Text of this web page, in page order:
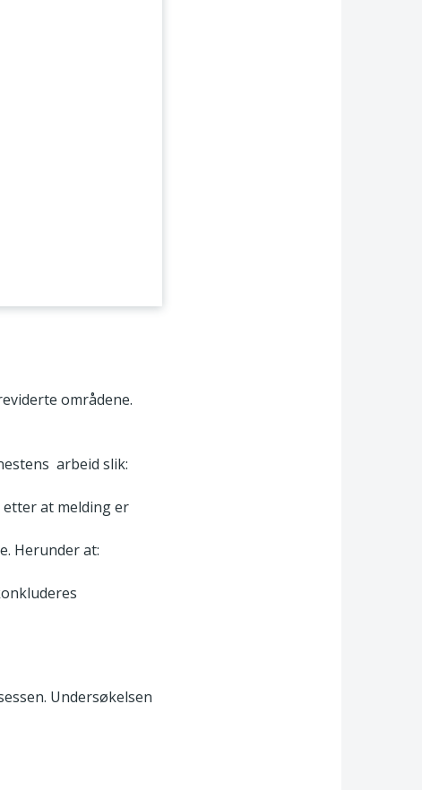
områdene.
arbeid slik:
at melding er
Herunder at:
Undersøkelsen